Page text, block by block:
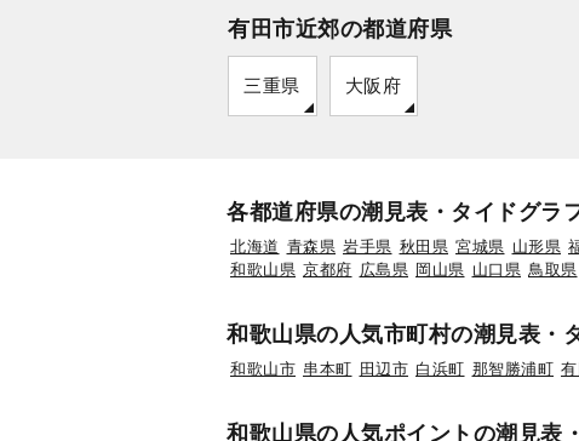
有田市近郊の都道府県
三重県 大阪府
各都道府県の潮見表・タイドグラ
北海道 青森県 岩手県 秋田県 宮城県 山形県
和歌山県 京都府 広島県 岡山県 山口県 鳥取県
和歌山県の人気市町村の潮見表・
和歌山市 串本町 田辺市 白浜町 那智勝浦町
和歌山県の人気ポイントの潮見表